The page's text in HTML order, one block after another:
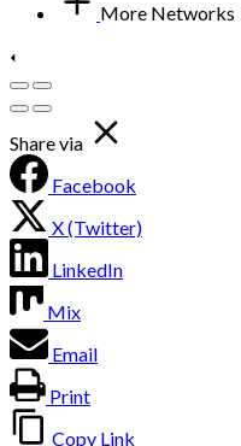
More Networks
Share via
Facebook
X (Twitter)
LinkedIn
Mix
Email
Print
Copy Link